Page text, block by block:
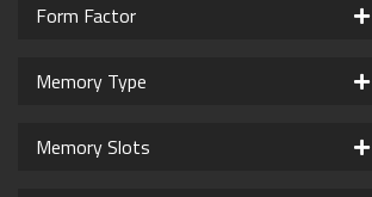
Form Factor
Memory Type
Memory Slots